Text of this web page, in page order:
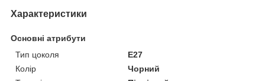
Характеристики
Основні атрибути
Тип цоколя
E27
Колір
Чорний